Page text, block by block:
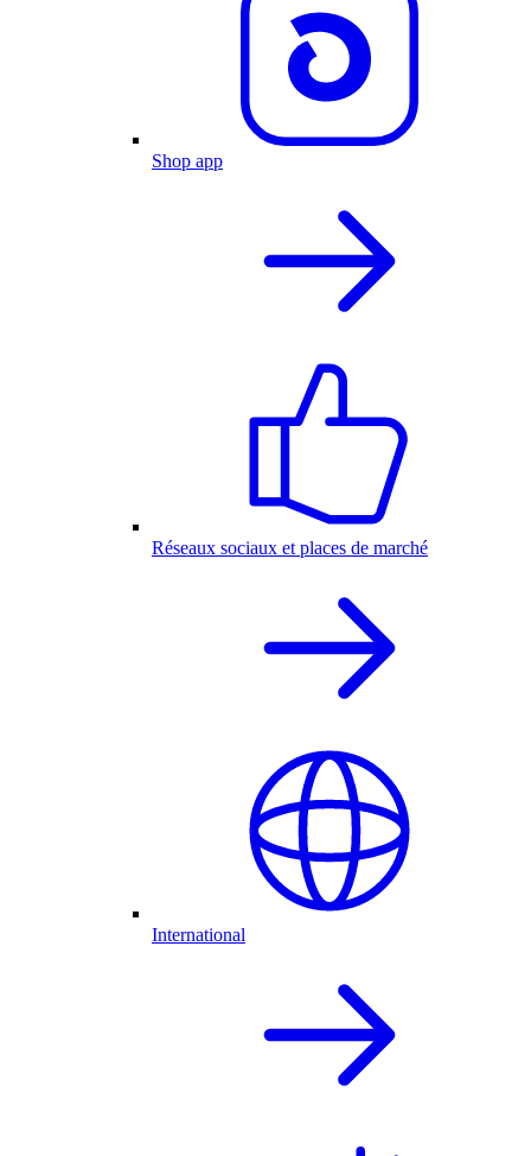
Shop app
Réseaux sociaux et places de marché
International